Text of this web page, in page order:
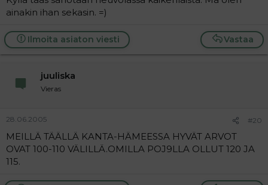
ainakin ihan sekasin. =)
Vastaa
Ilmoita asiaton viesti
juuliska
Vieras
28.06.2005 #20
MEILLÄ TÄÄLLÄ KANTA-HÄMEESSA HYVÄT ARVOT
OVAT 100-110 VÄLILLÄ.OMILLA POJ9LLA OLLUT 120 JA
115.